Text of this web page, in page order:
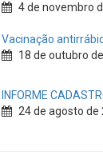
4 de novembro
Vacinação
18 de outubro
INFORME
24 de agosto de